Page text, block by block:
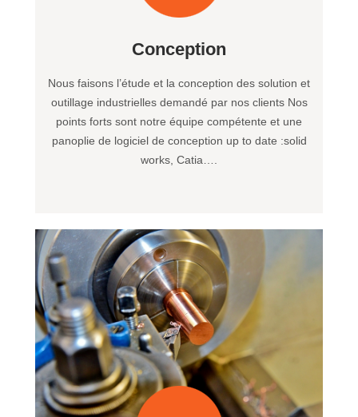
Conception
Nous faisons l’étude et la conception des solution et
outillage industrielles demandé par nos clients Nos
points forts sont notre équipe compétente et une
panoplie de logiciel de conception up to date :solid
works, Catia….